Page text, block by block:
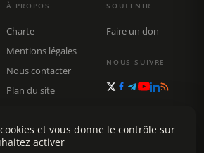
À PROPOS
Charte
Mentions légales
Nous contacter
Plan du site
SOUTENIR
Faire un don
NOUS SUIVRE
et vous donne le contrôle sur
activer